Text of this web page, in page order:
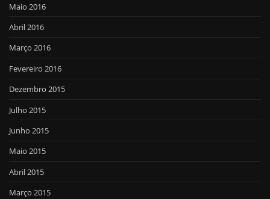
Maio 2016
Abril 2016
Março 2016
Fevereiro 2016
Dezembro 2015
Julho 2015
Junho 2015
Maio 2015
Abril 2015
Março 2015